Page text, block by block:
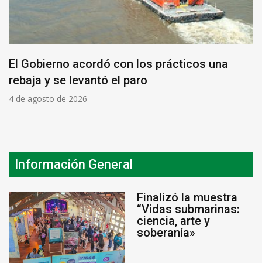
El Gobierno acordó con los prácticos una
rebaja y se levantó el paro
4 de agosto de 2026
Información General
Finalizó la muestra
“Vidas submarinas:
ciencia, arte y
soberanía»